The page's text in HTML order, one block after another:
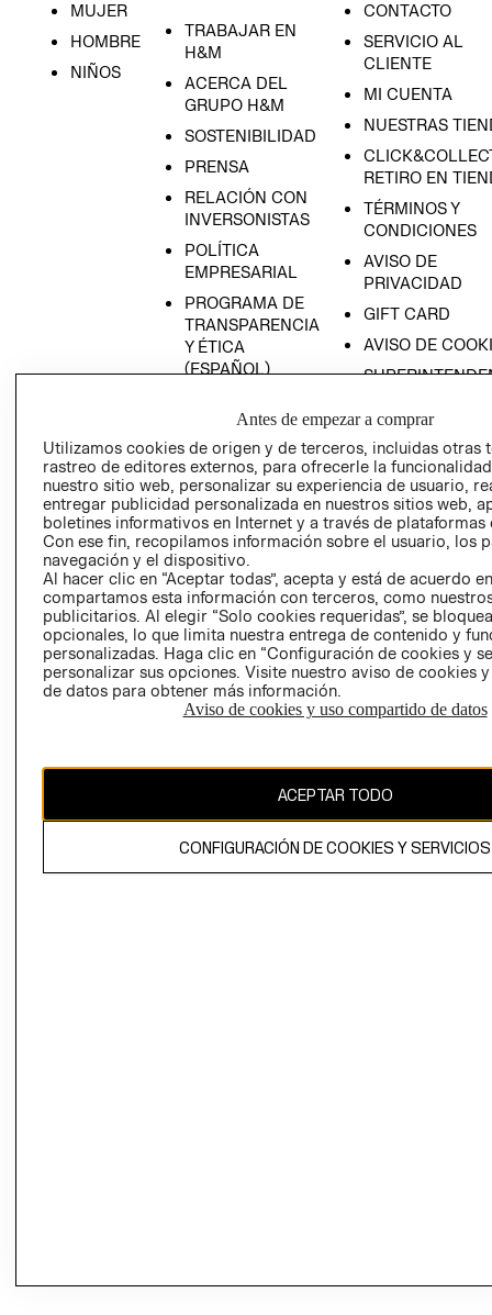
MUJER
HOMBRE
NIÑOS
TRABAJAR EN
H&M
ACERCA DEL
GRUPO H&M
SOSTENIBILIDAD
PRENSA
RELACIÓN CON
INVERSONISTAS
POLÍTICA
EMPRESARIAL
PROGRAMA DE
TRANSPARENCIA
Y ÉTICA
(ESPAÑOL)
TRANSPARENCIA
Y ÉTICA (INGLÉS)
CONTACTO
SERVICIO AL
CLIENTE
MI CUENTA
NUESTRAS
RETIRO EN
TÉRMINOS Y
CONDICIONES
AVISO DE
PRIVACIDAD
GIFT CARD
AVISO DE
COMERCIO - SIC
PETICIONES
QUEJAS Y
RECLAMOS
Colombia ($)
CAMBIAR REGIÓN
propiedad de H&M Hennes & Mauritz AB.
Antes de empezar a comprar
Utilizamos cookies de origen y de terceros, incluidas otras
rastreo de editores externos, para ofrecerle la
nuestro sitio web, personalizar su experiencia de usuario,
entregar publicidad personalizada en nuestros sitios web,
boletines informativos en Internet y a través de plataformas
Con ese fin, recopilamos información sobre el usuario, los
navegación y el dispositivo.
Al hacer clic en “Aceptar todas”, acepta y está de acuerdo
compartamos esta información con terceros, como
publicitarios. Al elegir “Solo cookies requeridas”, se
opcionales, lo que limita nuestra entrega de contenido y
personalizadas. Haga clic en “Configuración de cookies y
personalizar sus opciones. Visite nuestro aviso de cookies
de datos para obtener más información.
Aviso de cookies y uso compartido de datos
ACEPTAR TODO
CONFIGURACIÓN DE COOKIES Y SERVICIOS